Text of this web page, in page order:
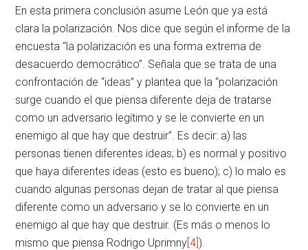
En esta primera conclusión asume León que ya está
clara la polarización. Nos dice que según el informe de la
encuesta “la polarización es una forma extrema de
desacuerdo democrático”. Señala que se trata de una
confrontación de “ideas” y plantea que la “polarización
surge cuando el que piensa diferente deja de tratarse
como un adversario legítimo y se le convierte en un
enemigo al que hay que destruir”. Es decir: a) las
personas tienen diferentes ideas; b) es normal y positivo
que haya diferentes ideas (esto es bueno); c) lo malo es
cuando algunas personas dejan de tratar al que piensa
diferente como un adversario y se lo convierte en un
enemigo al que hay que destruir. (Es más o menos lo
mismo que piensa Rodrigo Uprimny[4]).